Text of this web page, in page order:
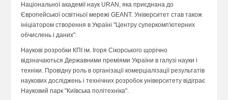
Національної академії наук URAN, яка приєднана до
Європейської освітньої мережі GEANT. Університет став також
ініціатором створення в Україні "Центру суперкомп'ютерних
обчислень і даних".
Наукові розробки КПІ ім. Ігоря Сікорського щорічно
відзначаються Державними преміями України в галузі науки і
техніки. Провідну роль в організації комерціалізації результатів
наукових досліджень і технічних розробок університету відіграє
Науковий парк "Київська політехніка".